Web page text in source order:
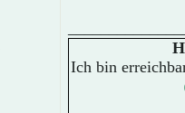
Ich bin